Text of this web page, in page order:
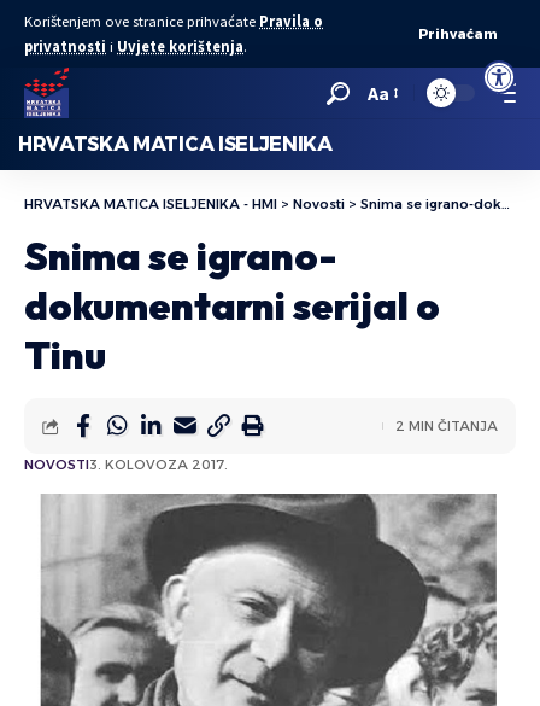
Open
Korištenjem ove stranice prihvaćate Pravila o
privatnosti i Uvjete korištenja.
Prihvaćam
Aa
HRVATSKA MATICA ISELJENIKA
HRVATSKA MATICA ISELJENIKA - HMI > Novosti > Snima se igrano-dokumentarni serijal o Tinu
Snima se igrano-
dokumentarni serijal o
Tinu
NOVOSTI3. KOLOVOZA 2017.
2 MIN ČITANJA